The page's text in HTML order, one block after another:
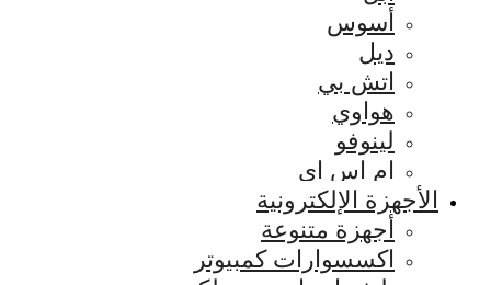
أسوس
ديل
اتش بي
هواوي
لينوفو
ام اس اي
الأجهزة الإلكترونية
أجهزة متنوعة
اكسسوارات كمبيوتر